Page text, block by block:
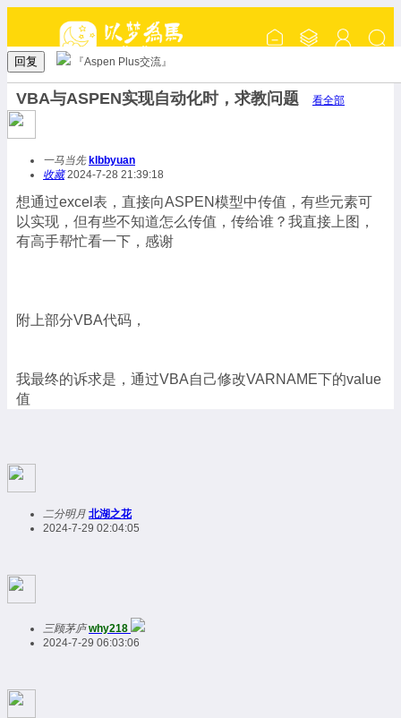
回复 『Aspen Plus交流』
VBA与ASPEN实现自动化时，求教问题 看全部
一马当先 klbbyuan
收藏2024-7-28 21:39:18
想通过excel表，直接向ASPEN模型中传值，有些元素可
以实现，但有些不知道怎么传值，传给谁？我直接上图，
有高手帮忙看一下，感谢
附上部分VBA代码，
我最终的诉求是，通过VBA自己修改VARNAME下的value
值
二分明月 北湖之花
2024-7-29 02:04:05
三顾茅庐 why218
2024-7-29 06:03:06